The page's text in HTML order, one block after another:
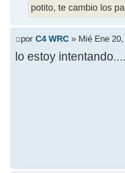
potito, te cambio los
por C4 WRC » Mié Ene
lo estoy